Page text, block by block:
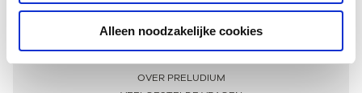
Alleen noodzakelijke cookies
Meer informatie
OVER PRELUDIUM